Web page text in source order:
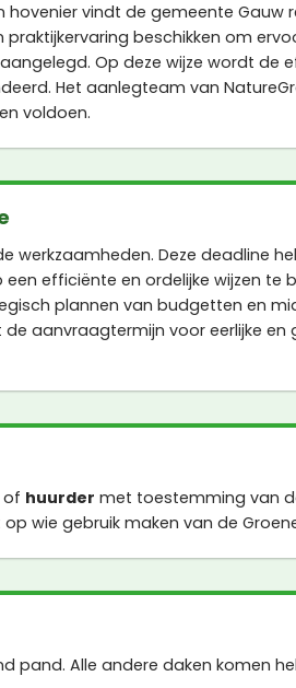
vindt de gemeente Gauw
beschikken om
Op deze wijze wordt de
Het aanlegteam van
voldoen.
werkzaamheden. Deze deadline
efficiënte en ordelijke wijzen te
plannen van budgetten en
aanvraagtermijn voor eerlijke en
of huurder met toestemming van
wie gebruik maken van de
pand. Alle andere daken komen